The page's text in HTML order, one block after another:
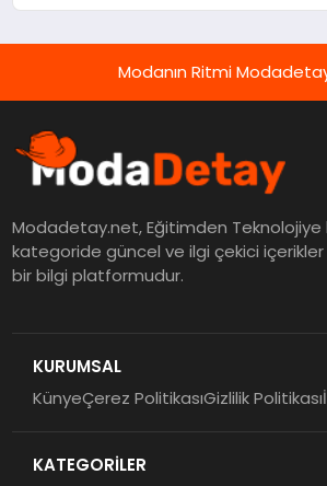
Modanın Ritmi
Modadetay.net, Eğitimden Teknolojiye
kategoride güncel ve ilgi çekici içerikler
bir bilgi platformudur.
KURUMSAL
KünyeÇerez PolitikasıGizlilik Politikası
KATEGORİLER